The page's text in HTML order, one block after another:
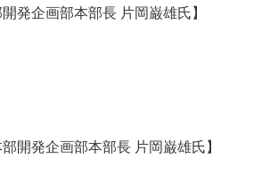
発企画部本部長 片岡巌雄氏】